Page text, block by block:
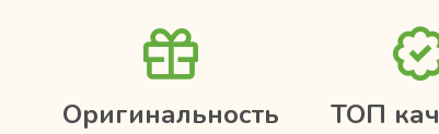
Оригинальность ТОП